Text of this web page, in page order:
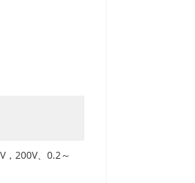
200V、0.2～